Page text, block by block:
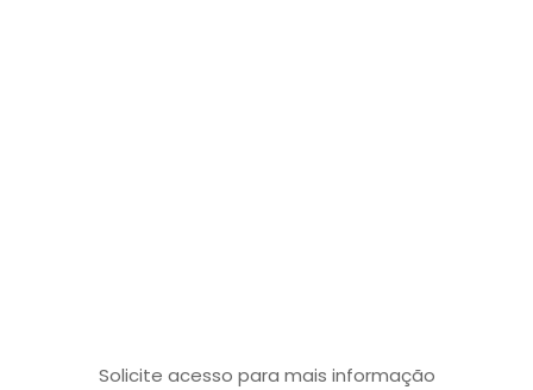
Solicite acesso para mais informação